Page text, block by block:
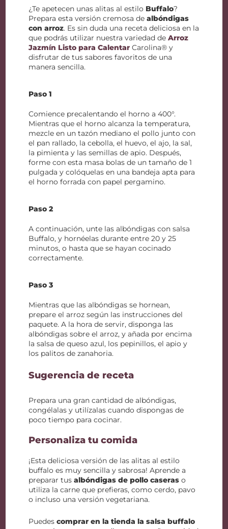
¿Te apetecen unas alitas al estilo Buffalo?
Prepara esta versión cremosa dealbóndigas
con arroz. Es sin duda una receta deliciosa en la
que podrás utilizar nuestra variedad deArroz
Jazmín Listo para Calentar Carolina® y
disfrutar de tus sabores favoritos de una
manera sencilla.
Paso 1
Comience precalentando el horno a 400°.
Mientras que el horno alcanza la temperatura,
mezcle en un tazón mediano el pollo junto con
el pan rallado, la cebolla, el huevo, el ajo, la sal,
la pimienta y las semillas de apio. Después,
forme con esta masa bolas de un tamaño de 1
pulgada y colóquelas en una bandeja apta para
el horno forrada con papel pergamino.
Paso 2
A continuación, unte las albóndigas con salsa
Buffalo, y hornéelas durante entre 20 y 25
minutos, o hasta que se hayan cocinado
correctamente.
Paso 3
Mientras que las albóndigas se hornean,
prepare el arroz según las instrucciones del
paquete. A la hora de servir, disponga las
albóndigas sobre el arroz, y añada por encima
la salsa de queso azul, los pepinillos, el apio y
los palitos de zanahoria.
Sugerencia de receta
Prepara una gran cantidad de albóndigas,
congélalas y utilízalas cuando dispongas de
poco tiempo para cocinar.
Personaliza tu comida
¡Esta deliciosa versión de las alitas al estilo
buffalo es muy sencilla y sabrosa! Aprende a
preparar tusalbóndigas de pollo caseras o
utiliza la carne que prefieras, como cerdo, pavo
o incluso una versión vegetariana.
Puedescomprar en la tienda la salsa buffalo